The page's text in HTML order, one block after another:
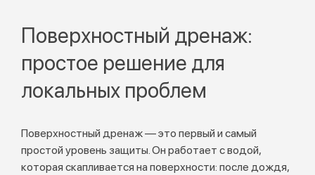
Поверхностный дренаж:
простое решение для
локальных проблем
Поверхностный дренаж — это первый и самый
простой уровень защиты. Он работает с водой,
которая скапливается на поверхности: после дождя,